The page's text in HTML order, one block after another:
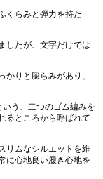
くらみと弾力を持た
したが、文字だけでは
りと膨らみがあり、
う、二つのゴム編みを
るところから呼ばれて
リムなシルエットを維
に心地良い履き心地を